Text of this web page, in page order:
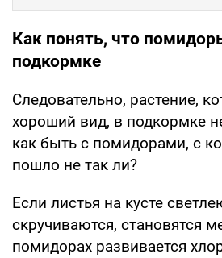
Как понять, что
подкормке
Следовательно, растение,
хороший вид, в подкормке
как быть с помидорами, с
пошло не так ли?
Если листья на кусте
скручиваются, становятся
помидорах развивается